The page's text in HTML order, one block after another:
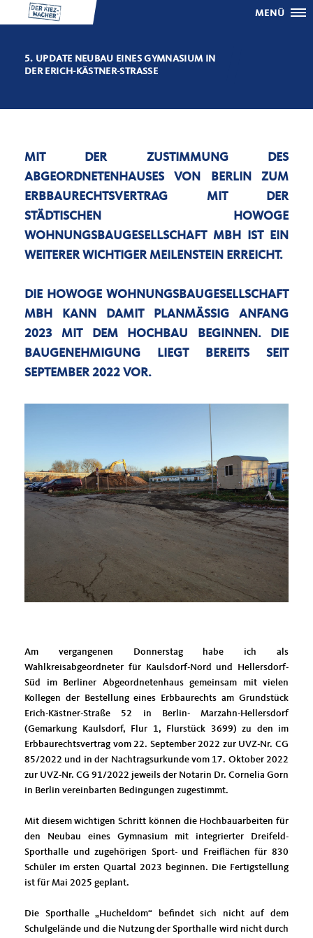
MENÜ
5. UPDATE NEUBAU EINES GYMNASIUM IN
DER ERICH-KÄSTNER-STRASSE
MIT DER ZUSTIMMUNG DES
ABGEORDNETENHAUSES VON BERLIN ZUM
ERBBAURECHTSVERTRAG MIT DER
STÄDTISCHEN HOWOGE
WOHNUNGSBAUGESELLSCHAFT MBH IST EIN
WEITERER WICHTIGER MEILENSTEIN ERREICHT.
DIE HOWOGE WOHNUNGSBAUGESELLSCHAFT
MBH KANN DAMIT PLANMÄSSIG ANFANG 2
023 MIT DEM HOCHBAU BEGINNEN. DIE B
AUGENEHMIGUNG LIEGT BEREITS SEIT S
EPTEMBER 2022 VOR.
Am vergangenen Donnerstag habe ich als
Wahlkreisabgeordneter für Kaulsdorf-Nord und Hellersdorf-
Süd im Berliner Abgeordnetenhaus gemeinsam mit vielen
Kollegen der Bestellung eines Erbbaurechts am Grundstück
Erich-Kästner-Straße 52 in Berlin- Marzahn-Hellersdorf
(Gemarkung Kaulsdorf, Flur 1, Flurstück 3699) zu den im
Erbbaurechtsvertrag vom 22. September 2022 zur UVZ-Nr. CG
85/2022 und in der Nachtragsurkunde vom 17. Oktober 2022
zur UVZ-Nr. CG 91/2022 jeweils der Notarin Dr. Cornelia Gorn
in Berlin vereinbarten Bedingungen zugestimmt.
Mit diesem wichtigen Schritt können die Hochbauarbeiten für
den Neubau eines Gymnasium mit integrierter Dreifeld-
Sporthalle und zugehörigen Sport- und Freiflächen für 830
Schüler im ersten Quartal 2023 beginnen. Die Fertigstellung
ist für Mai 2025 geplant.
Die Sporthalle „Hucheldom“ befindet sich nicht auf dem
Schulgelände und die Nutzung der Sporthalle wird nicht durch